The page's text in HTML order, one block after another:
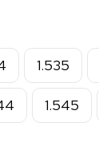
1.535
1.545